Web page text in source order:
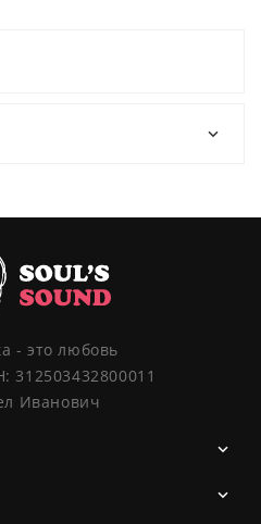
- это любовь
312503432800011
Иванович